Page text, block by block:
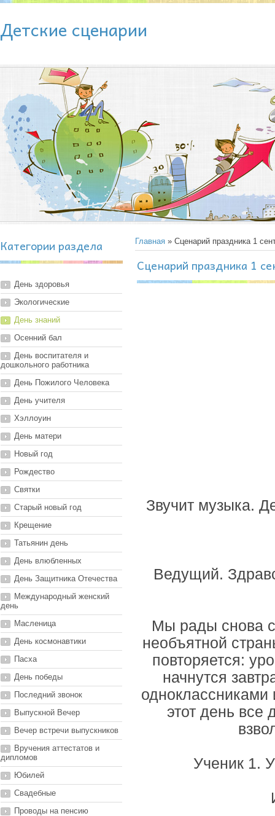
Детские сценарии
Категории раздела
День здоровья
Экологические
День знаний
Осенний бал
День воспитателя и
дошкольного работника
День Пожилого Человека
День учителя
Хэллоуин
День матери
Новый год
Рождество
Святки
Старый новый год
Крещение
Татьянин день
День влюбленных
День Защитника Отечества
Международный женский
день
Масленица
День космонавтики
Пасха
День победы
Последний звонок
Выпускной Вечер
Вечер встречи выпускников
Вручения аттестатов и
дипломов
Юбилей
Свадебные
Проводы на пенсию
Главная » Сценарий праздника 1
Сценарий праздника 1
Звучит музыка.
Ведущий.
Мы рады снова
необъятной
повторяется:
начнутся
одноклассниками
этот день все
Ученик 1.